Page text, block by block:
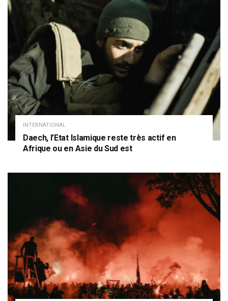
INTERNATIONAL
Daech, l’Etat Islamique reste très actif en
Afrique ou en Asie du Sud est